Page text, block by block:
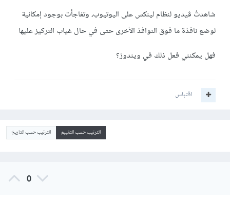
شاهدتُ ڤيديو لنظام لينكس على اليوتيوب، وتفاجأت بوجود إمكانية
لوضع نافذة ما فوق النوافذ الأخرى حتى في حال غياب التركيز عليها
فهل يمكنني فعل ذلك في ويندوز؟
اقتباس
الترتيب حسب التقييم الترتيب حسب التاريخ
0